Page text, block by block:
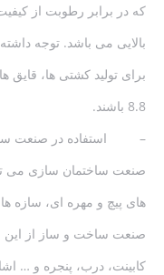
که در برابر رطوبت از
بالایی می باشد. توجه
برای تولید کشتی ها، قایق
8.8 باشند.
– استفاده در صنعت
صنعت ساختمان سازی می
های پیچ و مهره ای، سازه
صنعت ساخت و ساز از این
کابینت، درب، پنجره و …